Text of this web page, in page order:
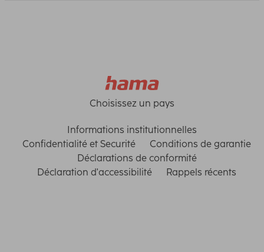
Choisissez un pays
Informations institutionnelles
Confidentialité et Securité
Conditions de garantie
Déclarations de conformité
Déclaration d'accessibilité
Rappels récents